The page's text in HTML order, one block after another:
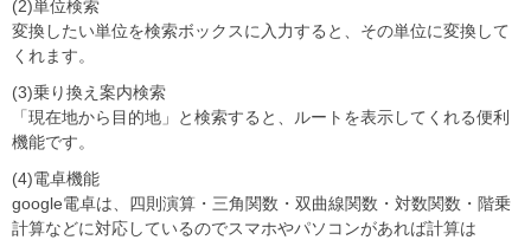
(2)単位検索
変換したい単位を検索ボックスに入力すると、その単位に変換して
くれます。
(3)乗り換え案内検索
「現在地から目的地」と検索すると、ルートを表示してくれる便利
機能です。
(4)電卓機能
google電卓は、四則演算・三角関数・双曲線関数・対数関数・階乗
計算などに対応しているのでスマホやパソコンがあれば計算は